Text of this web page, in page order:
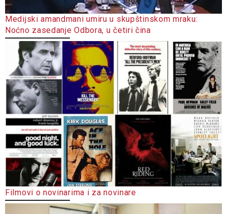
Medijski amandmani umiru u skupštinskom mraku:
Noćno zasedanje Odbora, u četiri čina
Filmovi o novinarima i za novinare